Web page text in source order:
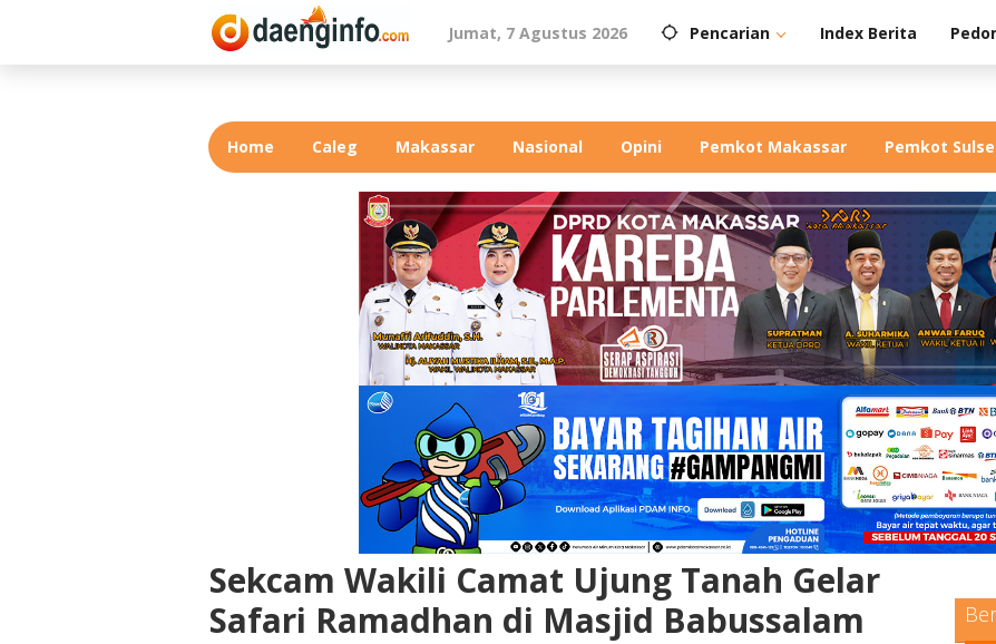
Jumat, 7 Agustus 2026 Pencarian Index Berita
Home Caleg Makassar Nasional Opini Pemkot Makassar Pemkot
Sekcam Wakili Camat Ujung Tanah Gelar
Safari Ramadhan di Masjid Babussalam